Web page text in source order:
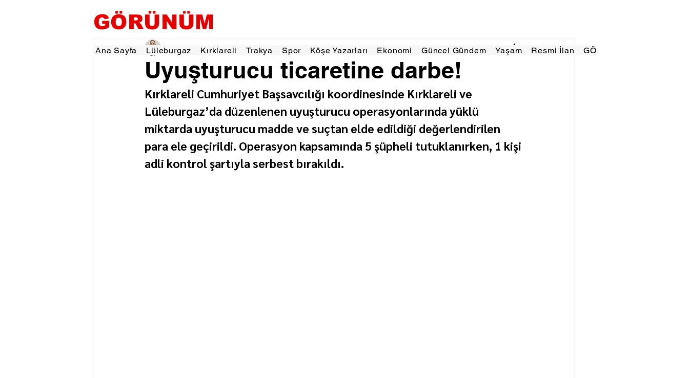
GÖRÜNÜM
Ana Sayfa Lüleburgaz Kırklareli Trakya Spor Köşe Yazarları Ekonomi Güncel Gündem Yaşam Resmi İlan GÖRÜNÜMTV
Uyuşturucu ticaretine darbe!
Hamza Dalgıç 19 Oca 1 dakikada okunur
Kırklareli Cumhuriyet Başsavcılığı koordinesinde Kırklareli ve
Lüleburgaz’da düzenlenen uyuşturucu operasyonlarında yüklü
miktarda uyuşturucu madde ve suçtan elde edildiği değerlendirilen
para ele geçirildi. Operasyon kapsamında 5 şüpheli tutuklanırken, 1 kişi
adli kontrol şartıyla serbest bırakıldı.